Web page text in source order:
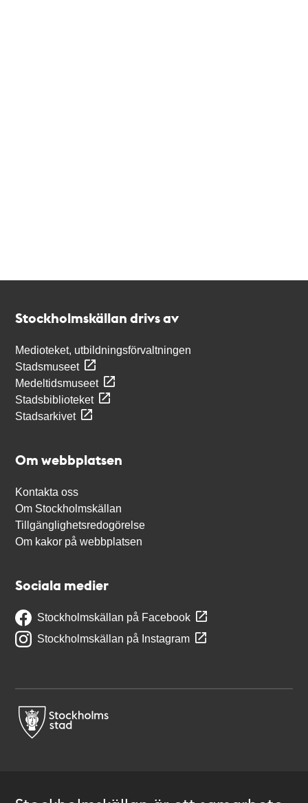
Stockholmskällan drivs av
Medioteket, utbildningsförvaltningen
Stadsmuseet
Medeltidsmuseet
Stadsbiblioteket
Stadsarkivet
Om webbplatsen
Kontakta oss
Om Stockholmskällan
Tillgänglighetsredogörelse
Om kakor på webbplatsen
Sociala medier
Stockholmskällan på Facebook
Stockholmskällan på Instagram